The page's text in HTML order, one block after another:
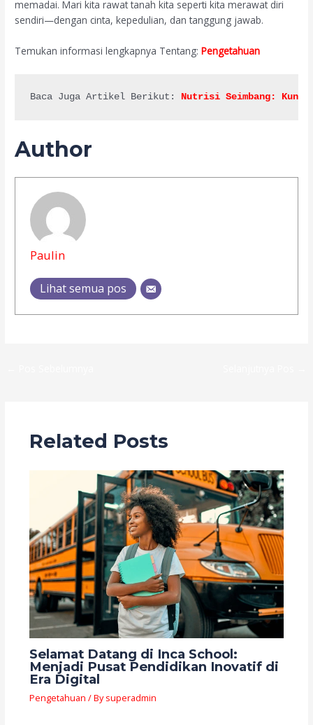
memadai. Mari kita rawat tanah kita seperti kita merawat diri
sendiri—dengan cinta, kepedulian, dan tanggung jawab.
Temukan informasi lengkapnya Tentang:Pengetahuan
Baca Juga Artikel Berikut: Nutrisi Seimbang: Kunci
Author
Paulin
Lihat semua pos
Related Posts
Selamat Datang di Inca School:
Menjadi Pusat Pendidikan Inovatif di
Era Digital
Pengetahuan / Bysuperadmin